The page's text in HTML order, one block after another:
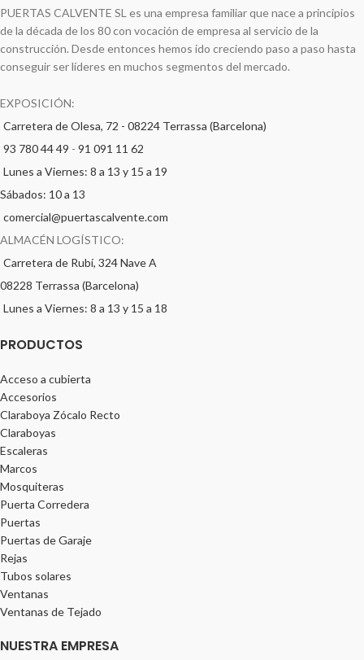
PUERTAS CALVENTE SL es una empresa familiar que nace a principios
de la década de los 80 con vocación de empresa al servicio de la
construcción. Desde entonces hemos ido creciendo paso a paso hasta
conseguir ser líderes en muchos segmentos del mercado.
EXPOSICIÓN:
Carretera de Olesa, 72 - 08224 Terrassa (Barcelona)
93 780 44 49 - 91 091 11 62
Lunes a Viernes: 8 a 13 y 15 a 19
Sábados: 10 a 13
comercial@puertascalvente.com
ALMACÉN LOGÍSTICO:
Carretera de Rubí, 324 Nave A
08228 Terrassa (Barcelona)
Lunes a Viernes: 8 a 13 y 15 a 18
PRODUCTOS
Acceso a cubierta
Accesorios
Claraboya Zócalo Recto
Claraboyas
Escaleras
Marcos
Mosquiteras
Puerta Corredera
Puertas
Puertas de Garaje
Rejas
Tubos solares
Ventanas
Ventanas de Tejado
NUESTRA EMPRESA